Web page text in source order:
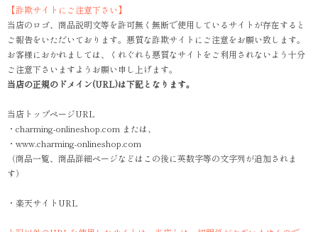
【詐欺サイトにご注意下さい】
当店のロゴ、商品説明文等を許可無く無断で使用しているサイトが存在すると
ご報告をいただいております。悪質な詐欺サイトにご注意をお願い致します。
お客様におかれましては、くれぐれも悪質なサイトをご利用されないよう十分
ご注意下さいますようお願い申し上げます。
当店の正規のドメイン(URL)は下記となります。
当店トップページURL
・charming-onlineshop.com または、
・www.charming-onlineshop.com
（商品一覧、商品詳細ページなどはこの後に英数字等の文字列が追加されま
す）
・楽天サイトURL